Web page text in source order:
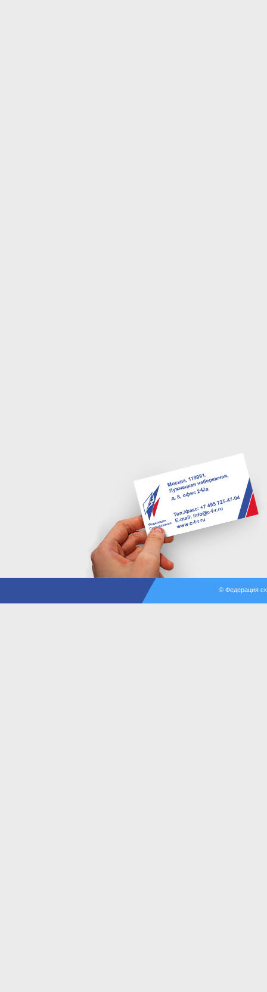
© Федерация